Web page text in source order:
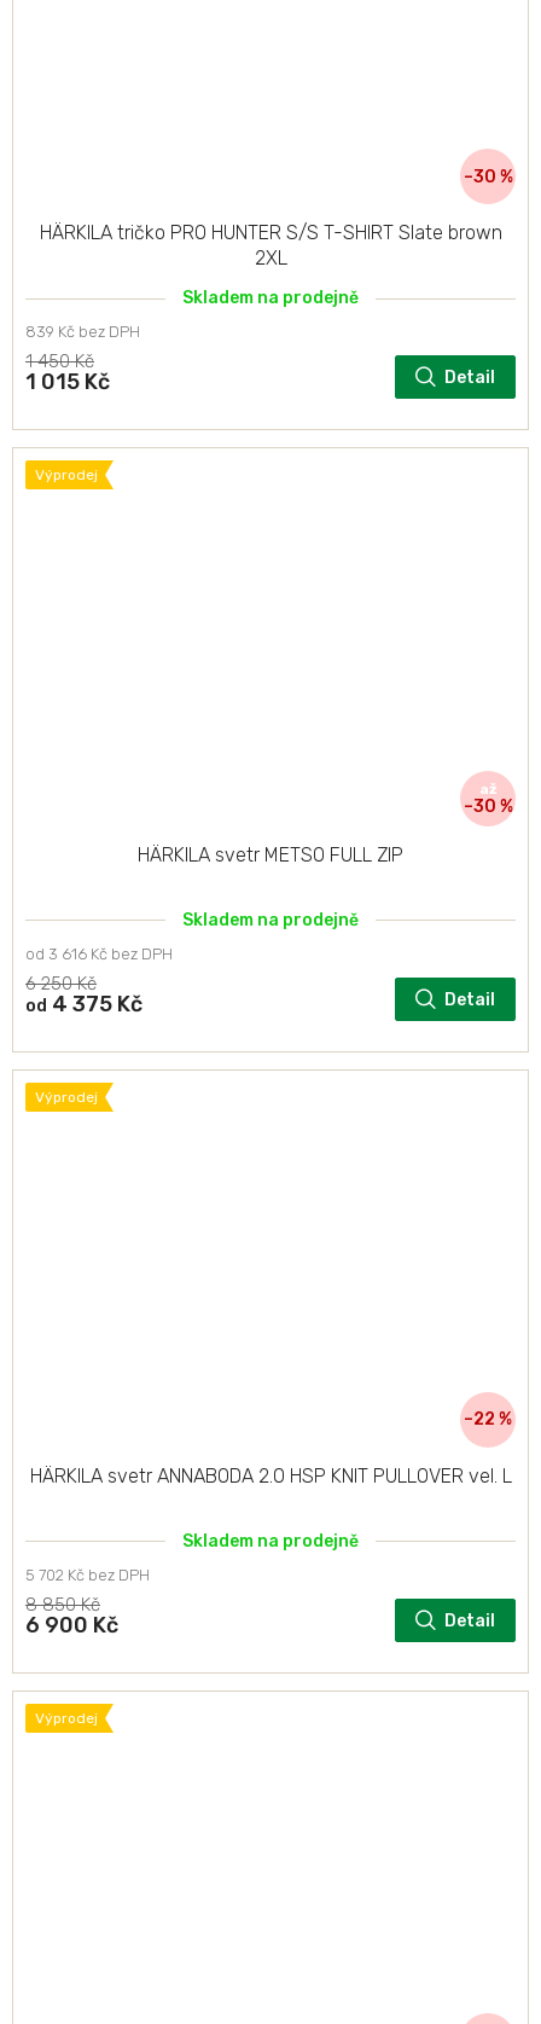
–30 %
HÄRKILA tričko PRO HUNTER S/S T-SHIRT Slate brown
2XL
Skladem na prodejně
839 Kč bez DPH
1 450 Kč
1 015 Kč Detail
Výprodej
až
–30 %
HÄRKILA svetr METSO FULL ZIP
Skladem na prodejně
od 3 616 Kč bez DPH
6 250 Kč
od 4 375 Kč Detail
Výprodej
–22 %
HÄRKILA svetr ANNABODA 2.0 HSP KNIT PULLOVER vel. L
Skladem na prodejně
5 702 Kč bez DPH
8 850 Kč
6 900 Kč Detail
Výprodej